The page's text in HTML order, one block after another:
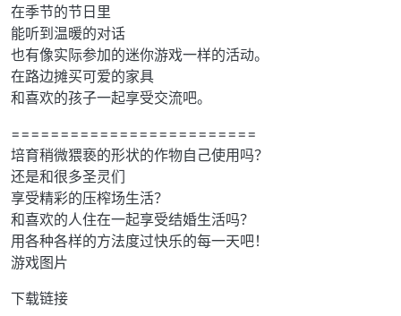
在季节的节日里
能听到温暖的对话
也有像实际参加的迷你游戏一样的活动。
在路边摊买可爱的家具
和喜欢的孩子一起享受交流吧。
=========================
培育稍微猥亵的形状的作物自己使用吗？
还是和很多圣灵们
享受精彩的压榨场生活？
和喜欢的人住在一起享受结婚生活吗？
用各种各样的方法度过快乐的每一天吧！
游戏图片
下载链接